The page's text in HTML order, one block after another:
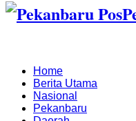
Home
Berita Utama
Nasional
Pekanbaru